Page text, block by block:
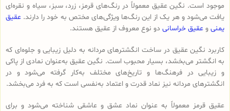
موجود است. نگین عقیق معمولاً در رنگ‌های قرمز، زرد، سبز، سیاه و نقره‌ای
یافت می‌شود و هر یک از این رنگ‌ها ویژگی‌های مختص به خود را دارند. عقیق
یمنی و عقیق خراسانی دو نوع معروف از عقیق هستند.
کاربرد نگین عقیق در ساخت انگشترهای مردانه به دلیل زیبایی و جلوه‌ای که
به انگشتر می‌بخشد، بسیار محبوب است. نگین عقیق به‌عنوان نمادی از پاکی
و زیبایی در فرهنگ‌ها و تاریخ‌های مختلف به‌کار گرفته می‌شود و در
انگشترهای مردانه نیز نماد قدرت و اعتماد به‌نفسی است که به فرد می‌بخشد.
عقیق قرمز معمولاً به عنوان نماد عشق و عاشقی شناخته می‌شود و برای